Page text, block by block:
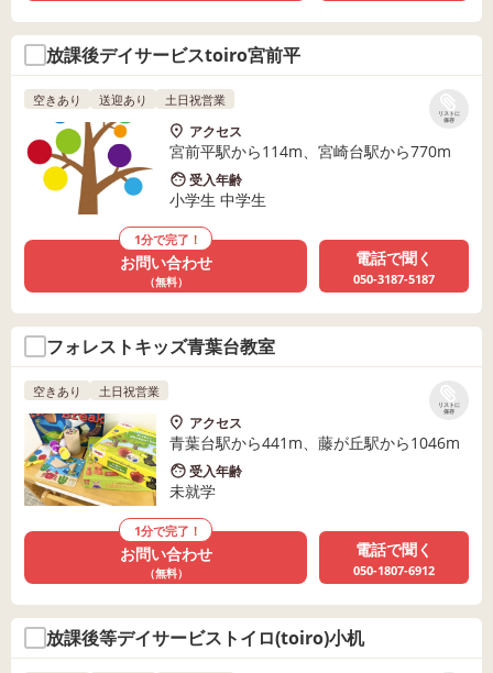
放課後デイサービスtoiro宮前平
リストに
保存
空きあり 送迎あり 土日祝営業
アクセス
宮前平駅から114m、宮崎台駅から770m
受入年齢
小学生 中学生
1分で完了！
お問い合わせ
（無料）
電話で聞く
050-3187-5187
フォレストキッズ青葉台教室
リストに
保存
空きあり 土日祝営業
アクセス
青葉台駅から441m、藤が丘駅から1046m
受入年齢
未就学
1分で完了！
お問い合わせ
（無料）
電話で聞く
050-1807-6912
放課後等デイサービストイロ(toiro)小机